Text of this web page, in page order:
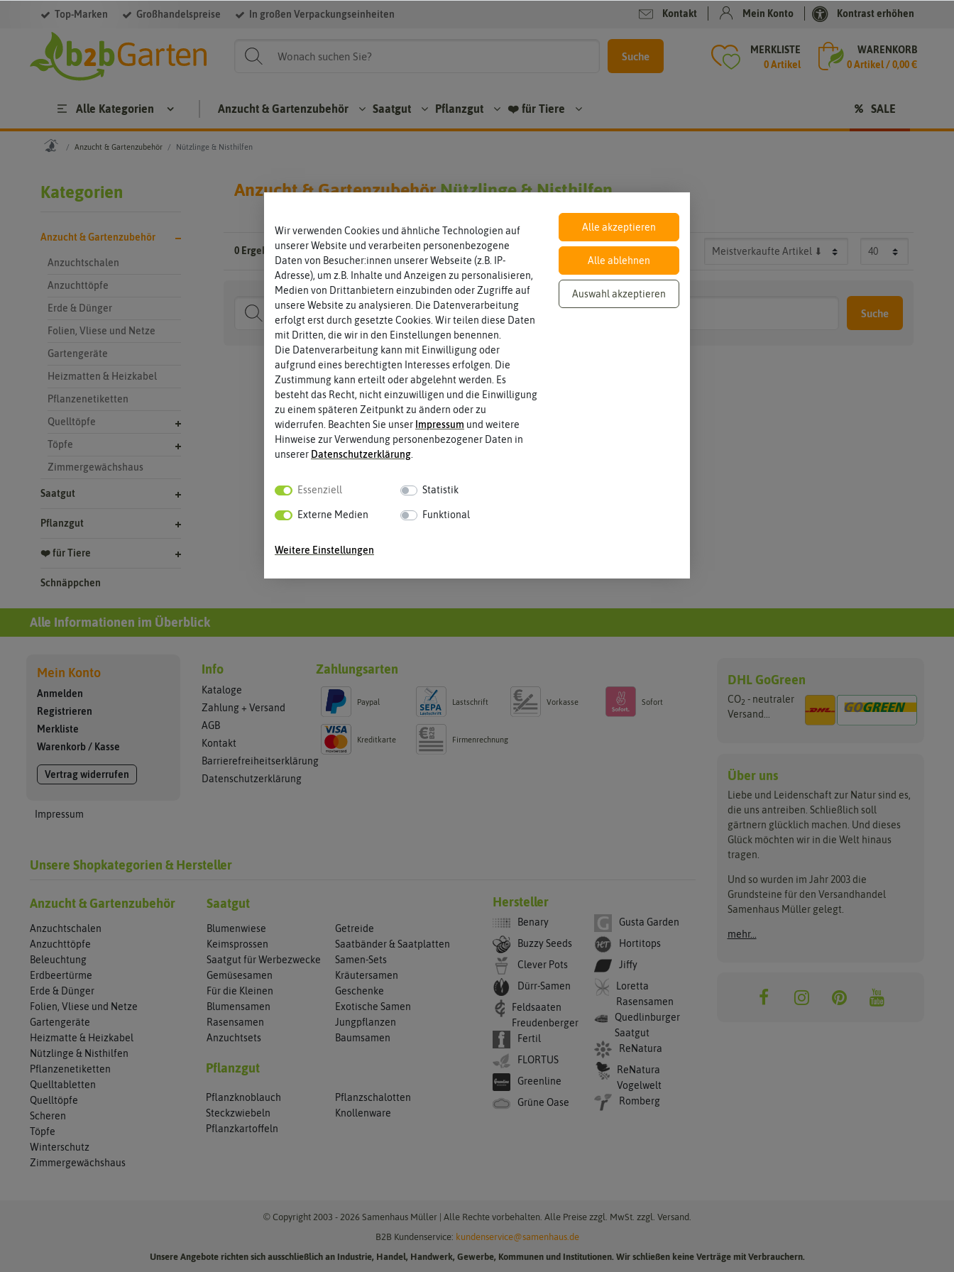
Top-Marken Großhandelspreise In großen Verpackungseinheiten Kontakt Mein Konto Kontrast erhöhen
Suche
MERKLISTE
0 Artikel
WARENKORB
0Artikel /0,00 €
Alle Kategorien Anzucht & Gartenzubehör Saatgut Pflanzgut ❤️ für Tiere SALE
Anzucht & Gartenzubehör Nützlinge & Nisthilfen
Kategorien
Anzucht & Gartenzubehör
Anzuchtschalen
Anzuchttöpfe
Erde & Dünger
Folien, Vliese und Netze
Gartengeräte
Heizmatten & Heizkabel
Pflanzenetiketten
Quelltöpfe
Töpfe
Zimmergewächshaus
Saatgut
Pflanzgut
❤️ für Tiere
Schnäppchen
Anzucht & GartenzubehörNützlinge & Nisthilfen
0 ErgebnisseGefunden in Nützlinge & Nisthilfen
Suche
Filter
Alle Informationen im Überblick
Mein Konto
Anmelden
Registrieren
Merkliste
Warenkorb / Kasse
Vertrag widerrufen
Impressum
Info
Kataloge
Zahlung + Versand
AGB
Kontakt
Barrierefreiheitserklärung
Datenschutzerklärung
Zahlungsarten
Paypal Lastschrift Vorkasse Sofort
Kreditkarte Firmenrechnung
Unsere Shopkategorien & Hersteller
Anzucht & Gartenzubehör
Anzuchtschalen
Anzuchttöpfe
Beleuchtung
Erdbeertürme
Erde & Dünger
Folien, Vliese und Netze
Gartengeräte
Heizmatte & Heizkabel
Nützlinge & Nisthilfen
Pflanzenetiketten
Quelltabletten
Quelltöpfe
Scheren
Töpfe
Winterschutz
Zimmergewächshaus
Saatgut
Blumenwiese
Getreide
Keimsprossen
Saatbänder & Saatplatten
Saatgut für Werbezwecke
Samen-Sets
Gemüsesamen
Kräutersamen
Für die Kleinen
Geschenke
Blumensamen
Exotische Samen
Rasensamen
Jungpflanzen
Anzuchtsets
Baumsamen
Pflanzgut
Pflanzknoblauch
Pflanzschalotten
Steckzwiebeln
Knollenware
Pflanzkartoffeln
Hersteller
Benary
Buzzy Seeds
Clever Pots
Dürr-Samen
Feldsaaten
Freudenberger
Fertil
FLORTUS
Greenline
Grüne Oase
Gusta Garden
Hortitops
Jiffy
Loretta
Rasensamen
Quedlinburger
Saatgut
ReNatura
ReNatura
Vogelwelt
Romberg
DHL GoGreen
CO2 - neutraler
Versand...
Über uns
Liebe und Leidenschaft zur Natur sind es,
die uns antreiben. Schließlich soll
gärtnern glücklich machen. Und dieses
Glück möchten wir in die Welt hinaus
tragen.
Und so wurden im Jahr 2003 die
Grundsteine für den Versandhandel
Samenhaus Müller gelegt.
mehr...
© Copyright 2003 - 2026 Samenhaus Müller | Alle Rechte vorbehalten. Alle Preise zzgl. MwSt. zzgl. Versand.
B2B Kundenservice: kundenservice@samenhaus.de
Unsere Angebote richten sich ausschließlich an Industrie, Handel, Handwerk, Gewerbe, Kommunen und Institutionen. Wir schließen keine Verträge mit Verbrauchern.
Wir verwenden Cookies und ähnliche Technologien auf
unserer Website und verarbeiten personenbezogene
Daten von Besucher:innen unserer Webseite (z.B. IP-
Adresse), um z.B. Inhalte und Anzeigen zu personalisieren,
Medien von Drittanbietern einzubinden oder Zugriffe auf
unsere Website zu analysieren. Die Datenverarbeitung
erfolgt erst durch gesetzte Cookies. Wir teilen diese Daten
mit Dritten, die wir in den Einstellungen benennen.
Die Datenverarbeitung kann mit Einwilligung oder
aufgrund eines berechtigten Interesses erfolgen. Die
Zustimmung kann erteilt oder abgelehnt werden. Es
besteht das Recht, nicht einzuwilligen und die Einwilligung
zu einem späteren Zeitpunkt zu ändern oder zu
widerrufen. Beachten Sie unser Impressum und weitere
Hinweise zur Verwendung personenbezogener Daten in
unserer Daten­schutz­erklärung
Essenziell Statistik
Externe Medien Funktional
Weitere Einstellungen
Alle akzeptieren
Alle ablehnen
Auswahl akzeptieren